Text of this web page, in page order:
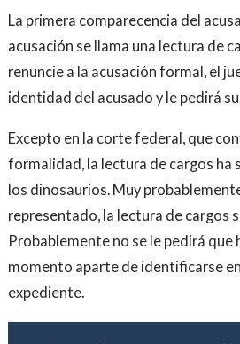
La primera comparecencia del
acusación se llama una lectura de
renuncie a la acusación formal, el
identidad del acusado y le pedirá
Excepto en la corte federal, que
formalidad, la lectura de cargos ha
los dinosaurios. Muy
representado, la lectura de cargos
Probablemente no se le pedirá que
momento aparte de identificarse
expediente.